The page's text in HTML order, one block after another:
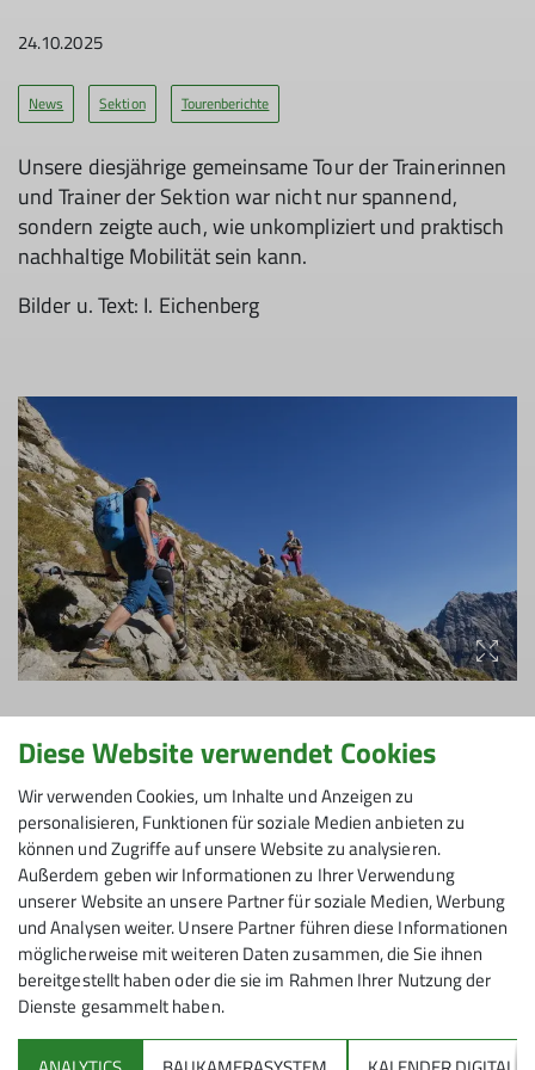
24.10.2025
News Sektion Tourenberichte
Unsere diesjährige gemeinsame Tour der Trainerinnen
und Trainer der Sektion war nicht nur spannend,
sondern zeigte auch, wie unkompliziert und praktisch
nachhaltige Mobilität sein kann.
Bilder u. Text: I. Eichenberg
Wir reisten mit öffentlichen Verkehrsmitteln – Zug
und Bus – an. Das hatte gleich mehrere Vorteile: Jede
konnte dort zusteigen, wo es am besten passte. Und
unterwegs blieb Zeit für Gespräche, zum Ausruhen
oder einfach, um die Aussicht zu genießen.
Ursprünglich war ein anderes Ziel geplant, doch der
Blick auf den Wetterbericht brachte eine spontane
Entscheidung: Nebel im geplanten Gebiet – also
Planänderung! Flexibel wie wir sind, wählten wir
Diese Website verwendet Cookies
Wir verwenden Cookies, um Inhalte und Anzeigen zu
personalisieren, Funktionen für soziale Medien anbieten zu
können und Zugriffe auf unsere Website zu analysieren.
Außerdem geben wir Informationen zu Ihrer Verwendung
unserer Website an unsere Partner für soziale Medien, Werbung
und Analysen weiter. Unsere Partner führen diese Informationen
möglicherweise mit weiteren Daten zusammen, die Sie ihnen
bereitgestellt haben oder die sie im Rahmen Ihrer Nutzung der
Dienste gesammelt haben.